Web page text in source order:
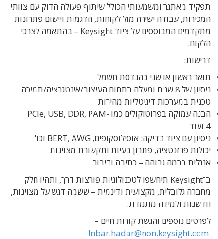
תפקיד מאתגר ומשמעותי הכולל שיתוף פעולה הדוק עם צוותי
המכירות, עבודה ישירה מול לקוחות, הדגמות ויישום פתרונות
מתקדמים המבוססים על ציוד Keysight – בהתאמה לצרכי
הלקוח.
דרישות:
תואר ראשון או שני בהנדסת חשמל
ניסיון של 8 שנים ומעלה בתחום העיצוב/אינטגרציה/תמיכה
טכנית במערכות דיגיטליות מהירות
הבנה עמוקה בפרוטוקולים כמו PCIe, USB, DDR, PAM-
4 ועוד
ניסיון עם ציוד בדיקה: אוסילוסקופים, BERT, AWG וכו'
יכולות פרזנטציה, פתרון בעיות ותקשורת מצוינות
אנגלית ברמה גבוהה – כתיבה ודיבור
ב־Keysight תיחשפו לטכנולוגיות פורצות דרך, ותהיו חלק
מחברה גלובלית, מקצועית ודינמית – ששמה דגש על מצוינות,
חדשנות ולמידה מתמדת.
לפרטים נוספים והגשת קורות חיים –
Inbar.hadar@non.keysight.com